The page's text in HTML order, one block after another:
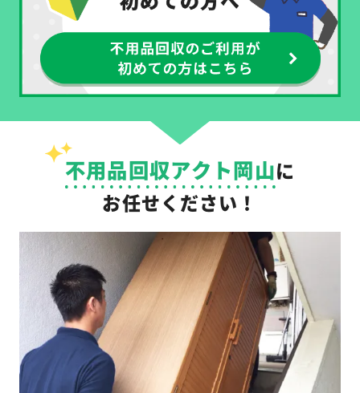
不用品回収アクト岡山に
お任せください！